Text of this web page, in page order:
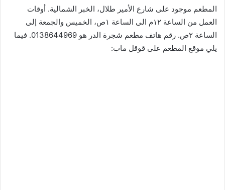
المطعم موجود على شارع الأمير طلال، الخبر الشمالية. أوقات
العمل من الساعة ١٢م الى الساعة ١ص، الخميس والجمعة إلى
الساعة ٢ص. رقم هاتف مطعم شجرة الدر هو 0138644969. فيما
يلي موقع المطعم على قوقل ماب: